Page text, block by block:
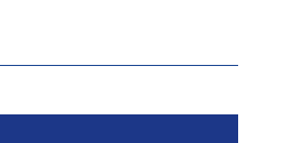
хуримаа хийжээ